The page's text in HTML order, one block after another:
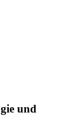
und